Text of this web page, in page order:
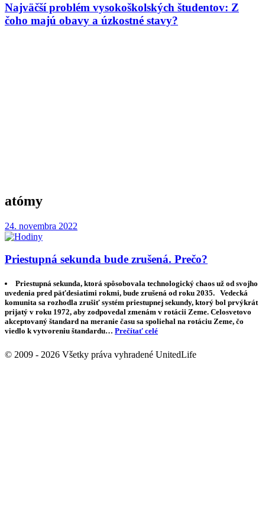
Najväčší problém vysokoškolských študentov: Z
čoho majú obavy a úzkostné stavy?
atómy
24. novembra 2022
Priestupná sekunda bude zrušená. Prečo?
Priestupná sekunda, ktorá spôsobovala technologický chaos už od svojho
uvedenia pred päťdesiatimi rokmi, bude zrušená od roku 2035. Vedecká
komunita sa rozhodla zrušiť systém priestupnej sekundy, ktorý bol prvýkrát
prijatý v roku 1972, aby zodpovedal zmenám v rotácii Zeme. Celosvetovo
akceptovaný štandard na meranie času sa spoliehal na rotáciu Zeme, čo
viedlo k vytvoreniu štandardu… Prečítať celé
© 2009 - 2026 Všetky práva vyhradené UnitedLife